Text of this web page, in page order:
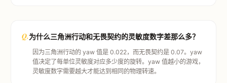
Q.为什么三角洲行动和无畏契约的灵敏度数字差那么多？
因为三角洲行动的 yaw 值是 0.022，而无畏契约是 0.07。yaw
值决定了每单位灵敏度对应多少度的旋转。yaw 值越小的游戏，
灵敏度数字需要越大才能达到相同的物理转速。